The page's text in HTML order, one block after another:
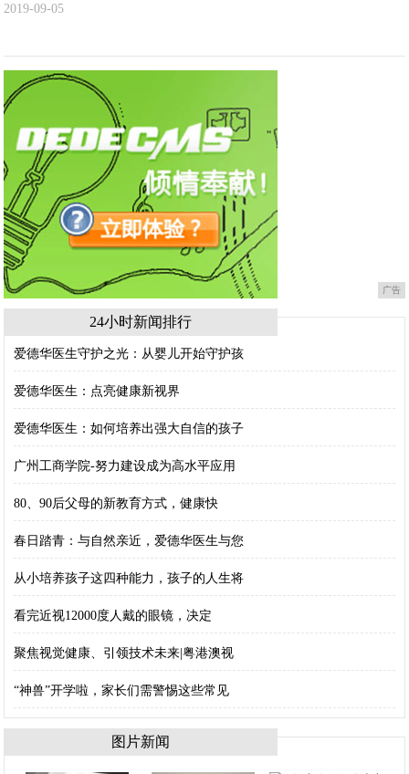
2019-09-05
广告
24小时新闻排行
爱德华医生守护之光：从婴儿开始守护孩
爱德华医生：点亮健康新视界
爱德华医生：如何培养出强大自信的孩子
广州工商学院-努力建设成为高水平应用
80、90后父母的新教育方式，健康快
春日踏青：与自然亲近，爱德华医生与您
从小培养孩子这四种能力，孩子的人生将
看完近视12000度人戴的眼镜，决定
聚焦视觉健康、引领技术未来|粤港澳视
“神兽”开学啦，家长们需警惕这些常见
图片新闻